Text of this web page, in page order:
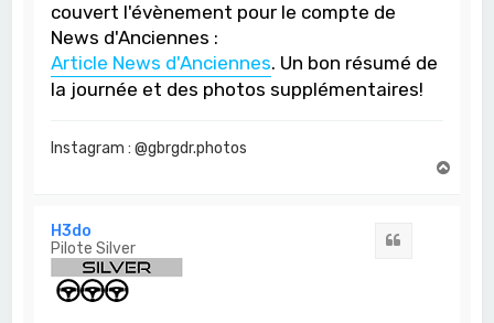
couvert l'évènement pour le compte de
News d'Anciennes :
Article News d'Anciennes. Un bon résumé de
la journée et des photos supplémentaires!
Instagram : @gbrgdr.photos
H3do
Pilote Silver